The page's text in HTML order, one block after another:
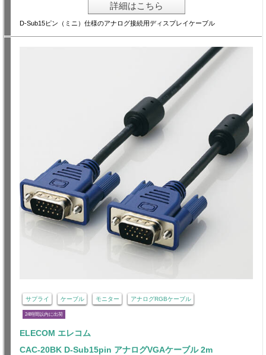
詳細はこちら
D-Sub15ピン（ミニ）仕様のアナログ接続用ディスプレイケーブル
サプライ ケーブル モニター アナログRGBケーブル
24時間以内に出荷
ELECOM エレコム
CAC-20BK D-Sub15pin アナログVGAケーブル 2m